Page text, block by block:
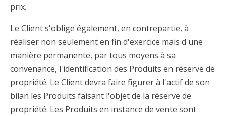
prix.
Le Client s'oblige également, en contrepartie, à
réaliser non seulement en fin d'exercice mais d'une
manière permanente, par tous moyens à sa
convenance, l'identification des Produits en réserve de
propriété. Le Client devra faire figurer à l'actif de son
bilan les Produits faisant l'objet de la réserve de
propriété. Les Produits en instance de vente sont